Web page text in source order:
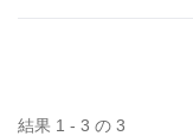
結果 1 - 3 の 3